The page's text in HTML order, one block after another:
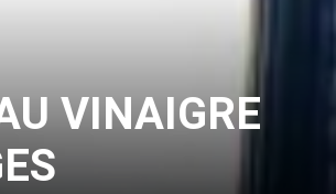
VINAIGRE